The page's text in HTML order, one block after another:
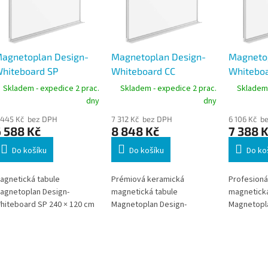
Design-
SP
magnetická tabule 240
povrch,
rám
Skladem - expedice 2 prac.
dny
Kč bez DPH
588 Kč
Do košíku
tabule
Design-
SP 240 × 120 cm
Magnetoplan Design-
Whiteboard CC
keramická magnetická
emailovaný povrch,
hliníkový rám
Skladem - expedice 2 prac.
dny
7 312 Kč bez DPH
8 848 Kč
Do košíku
Prémiová keramická
magnetická tabule
Magnetoplan Design-
hliníkový
6 106 Kč
7 388
Do